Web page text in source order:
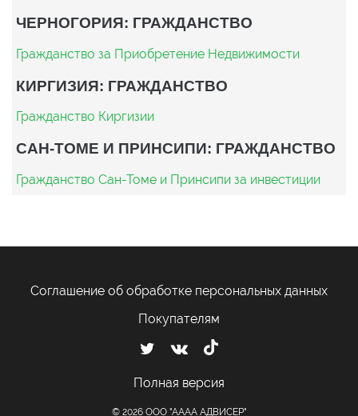
ЧЕРНОГОРИЯ: ГРАЖДАНСТВО
Гражданство за Приобретение Недвижимости
КИРГИЗИЯ: ГРАЖДАНСТВО
Гражданство Киргизии
САН-ТОМЕ И ПРИНСИПИ: ГРАЖДАНСТВО
Гражданство Сан-Томе и Принсипи за инвестиции
Соглашение об обработке персональных данных
Покупателям
Полная версия
© 2026 ООО "АААА АДВИСЕР"